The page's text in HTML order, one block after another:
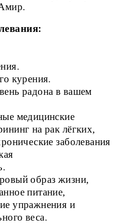
курения.
радона в вашем
медицинские
на рак лёгких,
заболевания
образ жизни,
питание,
упражнения и
веса.